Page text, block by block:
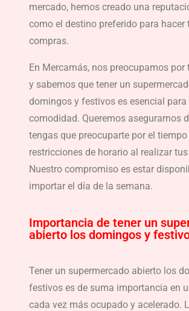
mercado, hemos creado una
como el destino preferido para hacer
compras.
En Mercamás, nos preocupamos por
y sabemos que tener un
domingos y festivos es esencial para
comodidad. Queremos asegurarnos
tengas que preocuparte por el
restricciones de horario al realizar
Nuestro compromiso es estar
importar el día de la semana.
Importancia de tener un
abierto los domingos y
Tener un supermercado abierto los
festivos es de suma importancia en
cada vez más ocupado y acelerado.